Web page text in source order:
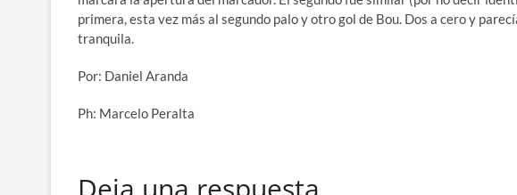
primera, esta vez más al segundo palo y otro gol de Bou. Dos a cero y
tranquila.
Por: Daniel Aranda
Ph: Marcelo Peralta